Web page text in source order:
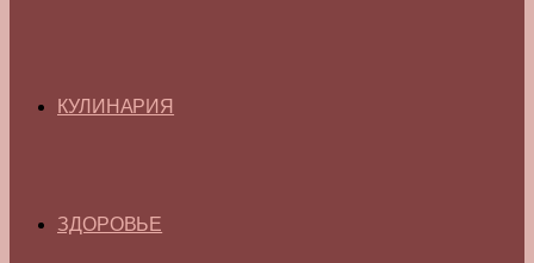
КУЛИНАРИЯ
ЗДОРОВЬЕ